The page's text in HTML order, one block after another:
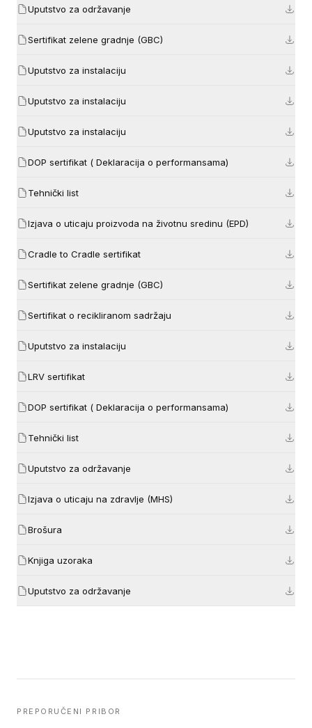
Uputstvo za održavanje
Sertifikat zelene gradnje (GBC)
Uputstvo za instalaciju
Uputstvo za instalaciju
Uputstvo za instalaciju
DOP sertifikat ( Deklaracija o performansama)
Tehnički list
Izjava o uticaju proizvoda na životnu sredinu (EPD)
Cradle to Cradle sertifikat
Sertifikat zelene gradnje (GBC)
Sertifikat o recikliranom sadržaju
Uputstvo za instalaciju
LRV sertifikat
DOP sertifikat ( Deklaracija o performansama)
Tehnički list
Uputstvo za održavanje
Izjava o uticaju na zdravlje (MHS)
Brošura
Knjiga uzoraka
Uputstvo za održavanje
PREPORUČENI PRIBOR